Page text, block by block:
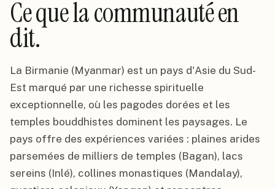
Ce que la communauté en
dit.
La Birmanie (Myanmar) est un pays d'Asie du Sud-
Est marqué par une richesse spirituelle
exceptionnelle, où les pagodes dorées et les
temples bouddhistes dominent les paysages. Le
pays offre des expériences variées : plaines arides
parsemées de milliers de temples (Bagan), lacs
sereins (Inlé), collines monastiques (Mandalay),